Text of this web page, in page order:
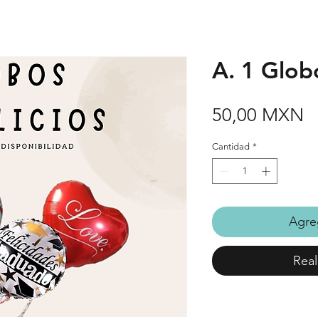
A. 1
50,00 MXN
Cantidad *